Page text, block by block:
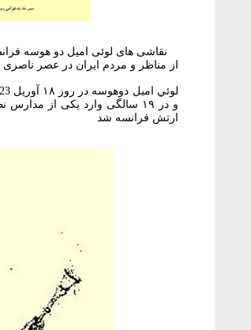
نقاشی ھای لوئی امیل دو هوسه
از مناظر و مردم ایران در عصر ناصری
و در ۱۹ سالگی وارد یکی از
ارتش فرانسه شد